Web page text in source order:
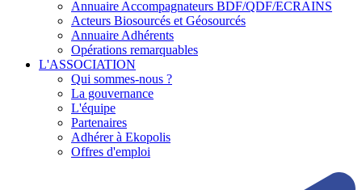
Annuaire Accompagnateurs BDF/QDF/ECRAINS
Acteurs Biosourcés et Géosourcés
Annuaire Adhérents
Opérations remarquables
L'ASSOCIATION
Qui sommes-nous ?
La gouvernance
L'équipe
Partenaires
Adhérer à Ekopolis
Offres d'emploi